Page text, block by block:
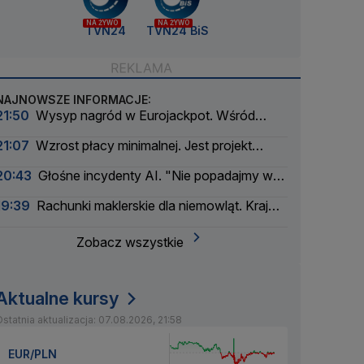
NA ŻYWO
TVN24
NA ŻYWO
TVN24 BiS
INFORMACJE:
Wysyp nagród w Eurojackpot. Wśród
Wzrost płacy minimalnej. Jest projekt
Głośne incydenty AI. "Nie popadajmy w
Rachunki maklerskie dla niemowląt. Kraj
Zobacz wszystkie
kursy
aktualizacja: 07.08.2026, 21:58
EUR/PLN